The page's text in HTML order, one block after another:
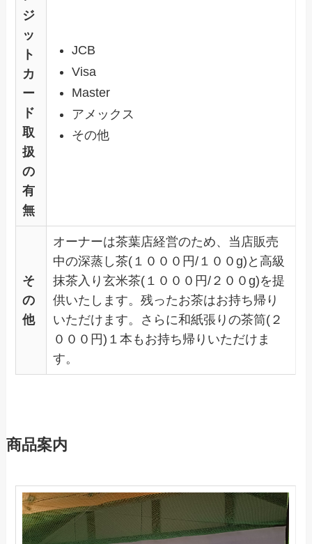
ジ
ッ
ト
カ
ー
ド
取
扱
の
有
無
JCB
Visa
Master
アメックス
その他
そ
の
他
オーナーは茶葉店経営のため、当店販売
中の深蒸し茶(１０００円/１００g)と高級
抹茶入り玄米茶(１０００円/２００g)を提
供いたします。残ったお茶はお持ち帰り
いただけます。さらに和紙張りの茶筒(２
０００円)１本もお持ち帰りいただけま
す。
商品案内